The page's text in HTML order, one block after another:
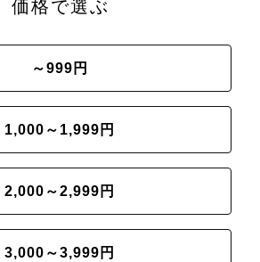
価格で選ぶ
～999円
1,000～1,999円
2,000～2,999円
3,000～3,999円